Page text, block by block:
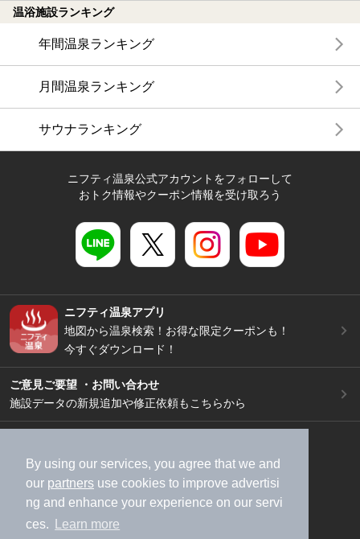
By using our services, you agree that we and
our partners use cookies to improve advertisi
ng and enhance your experience on our servi
ces.
Learn more
温浴施設ランキング
年間温泉ランキング
月間温泉ランキング
サウナランキング
ニフティ温泉公式アカウントをフォローして
おトク情報やクーポン情報を受け取ろう
ニフティ温泉アプリ
地図から温泉検索！お得な限定クーポンも！
今すぐダウンロード！
ご意見ご要望 ・お問い合わせ
施設データの新規追加や修正依頼もこちらから
加盟店募集（資料請求）
広告出稿のご案内
利用規約
ライフスタイルMEMBERS+規約
特定商取引法に基づく表記
ヘルプ
採用情報
運営会社